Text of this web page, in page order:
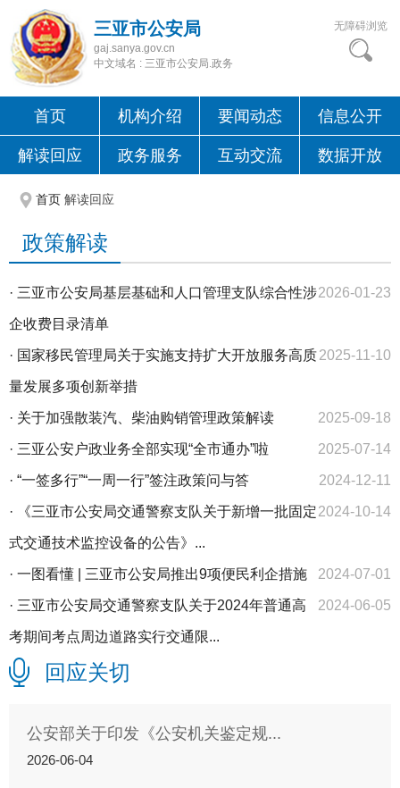
三亚市公安局
gaj.sanya.gov.cn
中文域名 : 三亚市公安局.政务
无障碍浏览
首页 机构介绍 要闻动态 信息公开
解读回应 政务服务 互动交流 数据开放
首页 解读回应
政策解读
2026-01-23
· 三亚市公安局基层基础和人口管理支队综合性涉
企收费目录清单
2025-11-10
· 国家移民管理局关于实施支持扩大开放服务高质
量发展多项创新举措
2025-09-18
· 关于加强散装汽、柴油购销管理政策解读
2025-07-14
· 三亚公安户政业务全部实现“全市通办”啦
2024-12-11
· “一签多行”“一周一行”签注政策问与答
2024-10-14
· 《三亚市公安局交通警察支队关于新增一批固定
式交通技术监控设备的公告》...
2024-07-01
· 一图看懂 | 三亚市公安局推出9项便民利企措施
2024-06-05
· 三亚市公安局交通警察支队关于2024年普通高
考期间考点周边道路实行交通限...
回应关切
公安部关于印发《公安机关鉴定规...
2026-06-04